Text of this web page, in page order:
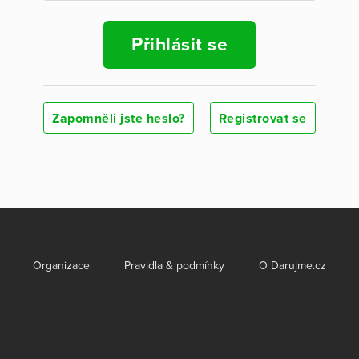
Přihlásit se
Zapomněli jste heslo? Registrovat se
Organizace Pravidla & podmínky O Darujme.cz